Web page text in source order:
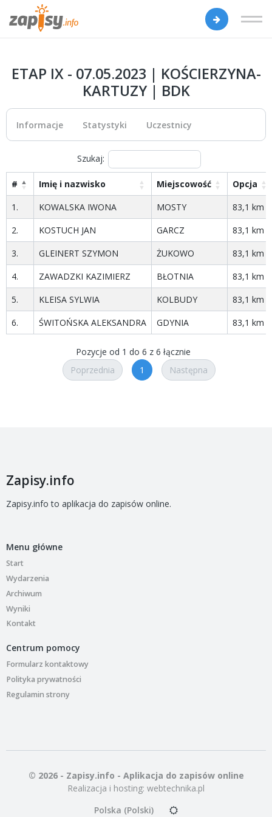
ETAP IX - 07.05.2023 | KOŚCIERZYNA-
KARTUZY | BDK
Informacje Statystyki Uczestnicy
Szukaj:
# Imię i nazwisko Miejscowość
Opcja
1.
KOWALSKA IWONA MOSTY
83,1 km
2.
KOSTUCH JAN GARCZ
83,1 km
3.
GLEINERT SZYMON ŻUKOWO
83,1 km
4.
ZAWADZKI KAZIMIERZ BŁOTNIA
83,1 km
5.
KLEISA SYLWIA KOLBUDY
83,1 km
6.
ŚWITOŃSKA ALEKSANDRA GDYNIA 83,1 km
Pozycje od 1 do 6 z 6 łącznie
Poprzednia
1 Następna
Zapisy.info
Zapisy.info to aplikacja do zapisów online.
Menu główne
Start
Wydarzenia
Archiwum
Wyniki
Kontakt
Centrum pomocy
Formularz kontaktowy
Polityka prywatności
Regulamin strony
© 2026 - Zapisy.info - Aplikacja do zapisów online
Realizacja i hosting: webtechnika.pl
Polska (Polski)